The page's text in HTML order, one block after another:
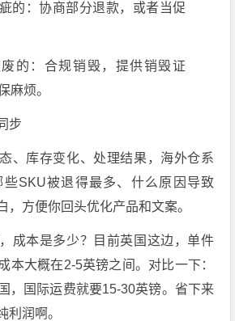
的：协商部分退款，或者当促
的：合规销毁，提供销毁证
麻烦。
步
、库存变化、处理结果，海外仓系
SKU被退得最多、什么原因导致
，方便你回头优化产品和文案。
成本是多少？
目前英国这边，单件
本大概在2-5英镑之间。对比一下：
，国际运费就要15-30英镑。省下来
利润啊。